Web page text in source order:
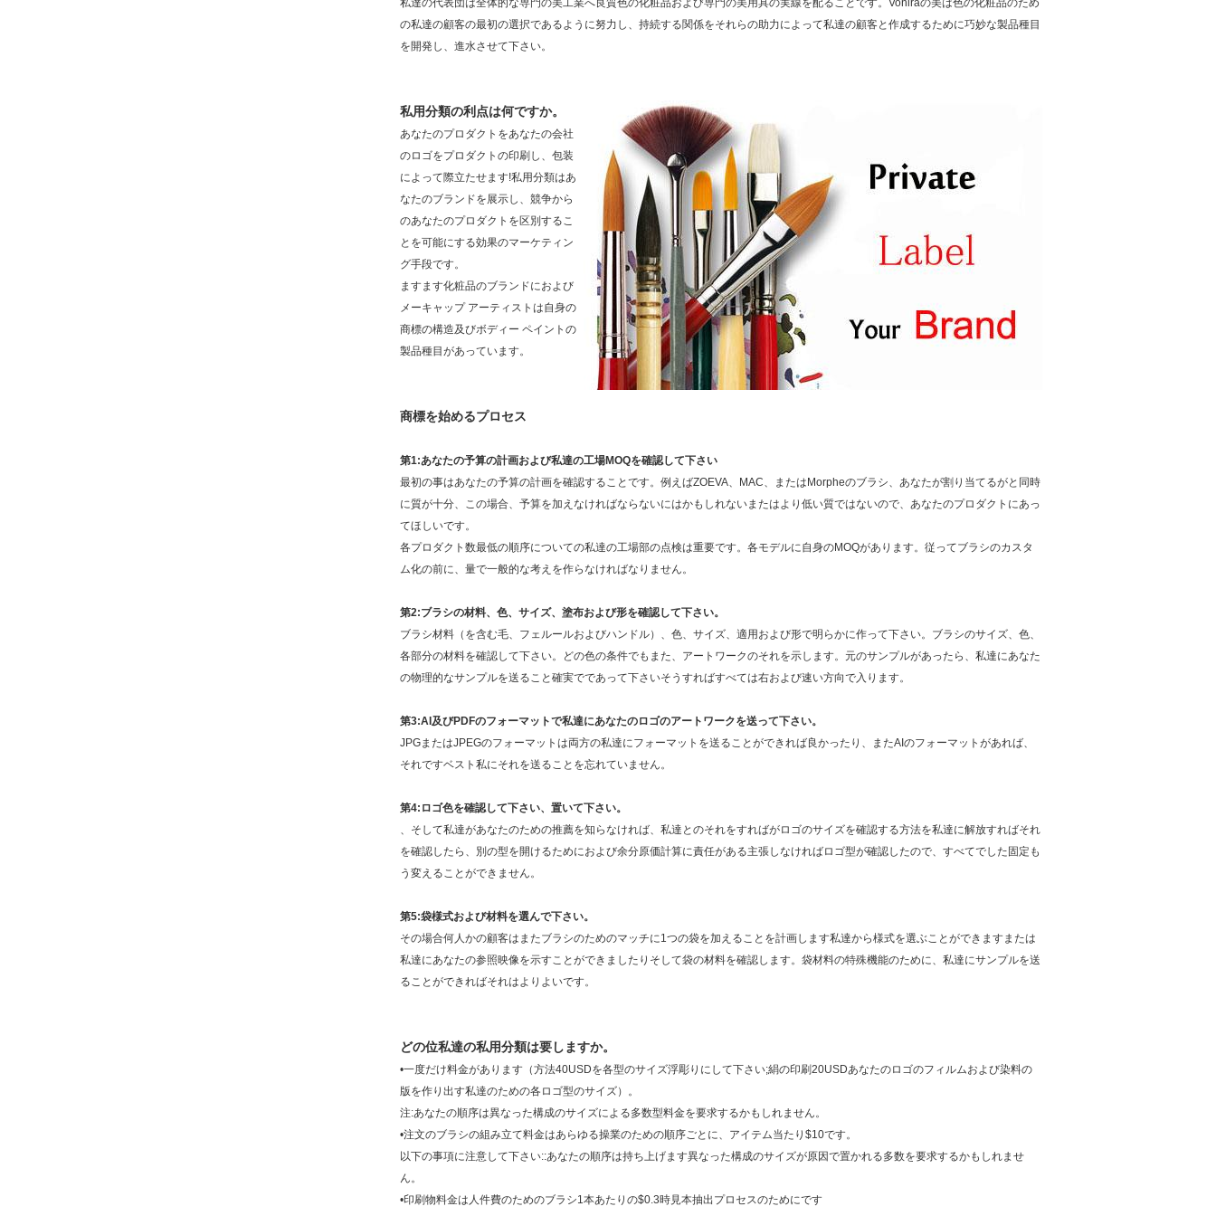
私達の代表団は全体的な専門の美工業へ良質色の化粧品および専門の美用具の実線を配ることです。Voniraの美は色の化粧品のため
の私達の顧客の最初の選択であるように努力し、持続する関係をそれらの助力によって私達の顧客と作成するために巧妙な製品種目
を開発し、進水させて下さい。
私用分類の利点は何ですか。
あなたのプロダクトをあなたの会社
のロゴをプロダクトの印刷し、包装
によって際立たせます!私用分類はあ
なたのブランドを展示し、競争から
のあなたのプロダクトを区別するこ
とを可能にする効果のマーケティン
グ手段です。
ますます化粧品のブランドにおよび
メーキャップ アーティストは自身の
商標の構造及びボディー ペイントの
製品種目があっています。
商標を始めるプロセス
第1:あなたの予算の計画および私達の工場MOQを確認して下さい
最初の事はあなたの予算の計画を確認することです。例えばZOEVA、MAC、またはMorpheのブラシ、あなたが割り当てるがと同時
に質が十分、この場合、予算を加えなければならないにはかもしれないまたはより低い質ではないので、あなたのプロダクトにあっ
てほしいです。
各プロダクト数最低の順序についての私達の工場部の点検は重要です。各モデルに自身のMOQがあります。従ってブラシのカスタ
ム化の前に、量で一般的な考えを作らなければなりません。
第2:ブラシの材料、色、サイズ、塗布および形を確認して下さい。
ブラシ材料（を含む毛、フェルールおよびハンドル）、色、サイズ、適用および形で明らかに作って下さい。ブラシのサイズ、色、
各部分の材料を確認して下さい。どの色の条件でもまた、アートワークのそれを示します。元のサンプルがあったら、私達にあなた
の物理的なサンプルを送ること確実でであって下さいそうすればすべては右および速い方向で入ります。
第3:AI及びPDFのフォーマットで私達にあなたのロゴのアートワークを送って下さい。
JPGまたはJPEGのフォーマットは両方の私達にフォーマットを送ることができれば良かったり、またAIのフォーマットがあれば、
それですベスト私にそれを送ることを忘れていません。
第4:ロゴ色を確認して下さい、置いて下さい。
、そして私達があなたのための推薦を知らなければ、私達とのそれをすればがロゴのサイズを確認する方法を私達に解放すればそれ
を確認したら、別の型を開けるためにおよび余分原価計算に責任がある主張しなければロゴ型が確認したので、すべてでした固定も
う変えることができません。
第5:袋様式および材料を選んで下さい。
その場合何人かの顧客はまたブラシのためのマッチに1つの袋を加えることを計画します私達から様式を選ぶことができますまたは
私達にあなたの参照映像を示すことができましたりそして袋の材料を確認します。袋材料の特殊機能のために、私達にサンプルを送
ることができればそれはよりよいです。
どの位私達の私用分類は要しますか。
•一度だけ料金があります（方法40USDを各型のサイズ浮彫りにして下さい;絹の印刷20USDあなたのロゴのフィルムおよび染料の
版を作り出す私達のための各ロゴ型のサイズ）。
注:あなたの順序は異なった構成のサイズによる多数型料金を要求するかもしれません。
•注文のブラシの組み立て料金はあらゆる操業のための順序ごとに、アイテム当たり$10です。
以下の事項に注意して下さい::あなたの順序は持ち上げます異なった構成のサイズが原因で置かれる多数を要求するかもしれませ
ん。
•印刷物料金は人件費のためのブラシ1本あたりの$0.3時見本抽出プロセスのためにです